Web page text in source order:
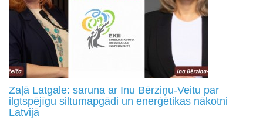
Zaļā Latgale: saruna ar Inu Bērziņu-Veitu par
ilgtspējīgu siltumapgādi un enerģētikas nākotni
Latvijā